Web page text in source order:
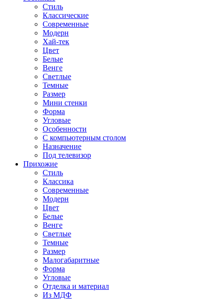
Стиль
Классические
Современные
Модерн
Хай-тек
Цвет
Белые
Венге
Светлые
Темные
Размер
Мини стенки
Форма
Угловые
Особенности
С компьютерным столом
Назначение
Под телевизор
Прихожие
Стиль
Классика
Современные
Модерн
Цвет
Белые
Венге
Светлые
Темные
Размер
Малогабаритные
Форма
Угловые
Отделка и материал
Из МДФ